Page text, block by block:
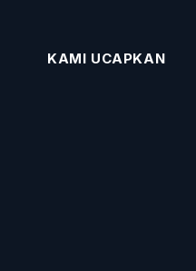
KAMI UCAPKAN